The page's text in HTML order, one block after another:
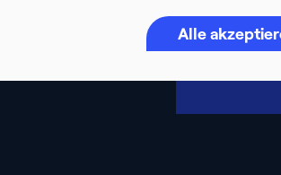
Alle